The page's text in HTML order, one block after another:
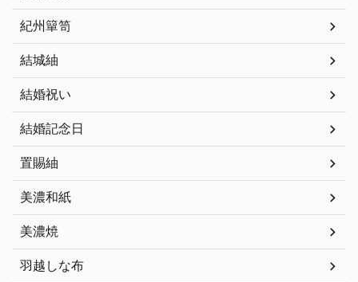
紀州簞笥
結城紬
結婚祝い
結婚記念日
置賜紬
美濃和紙
美濃焼
羽越しな布